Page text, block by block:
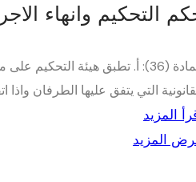
التحكيم وانهاء
المادة (36): أ. تطبق هيئة التحكيم
التي يتفق عليها الطرفان واذا
المزيد
المزيد